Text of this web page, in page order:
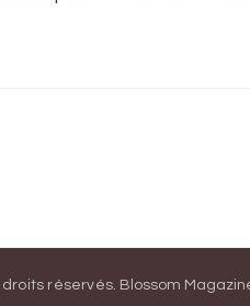
droits réservés. Blossom